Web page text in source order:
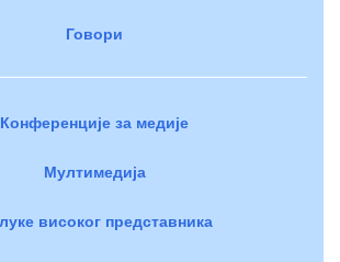
Говори
Конференције за медије
Мултимедија
високог представника